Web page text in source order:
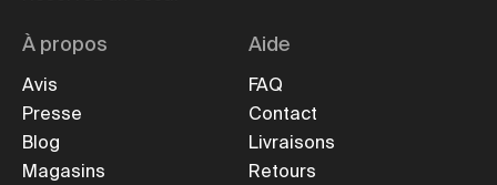
À propos
Avis
Presse
Blog
Magasins
Aide
FAQ
Contact
Livraisons
Retours